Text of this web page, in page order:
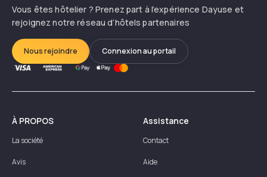
Vous êtes hôtelier ? Prenez part à l’expérience Dayuse et
rejoignez notre réseau d’hôtels partenaires
Nous rejoindre Connexion au portail
À PROPOS
La société
Avis
Assistance
Contact
Aide